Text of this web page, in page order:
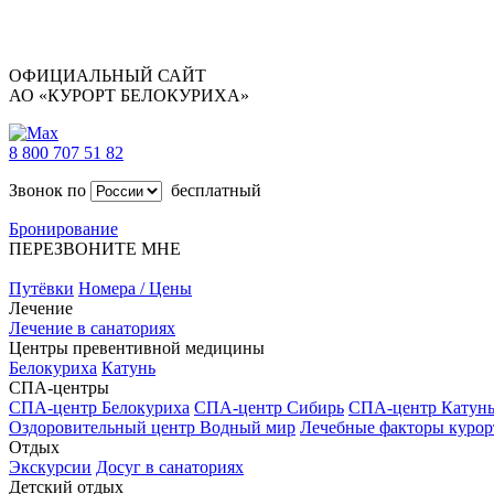
ОФИЦИАЛЬНЫЙ САЙТ
АО «КУРОРТ БЕЛОКУРИХА»
8 800 707 51 82
Звонок по
бесплатный
Бронирование
ПЕРЕЗВОНИТЕ МНЕ
Путёвки Номера / Цены
Лечение
Лечение в санаториях
Центры превентивной медицины
Белокуриха Катунь
СПА-центры
СПА-центр Белокуриха СПА-центр Сибирь СПА-центр Катунь
Оздоровительный центр Водный мир Лечебные факторы
Отдых
Экскурсии Досуг в санаториях
Детский отдых